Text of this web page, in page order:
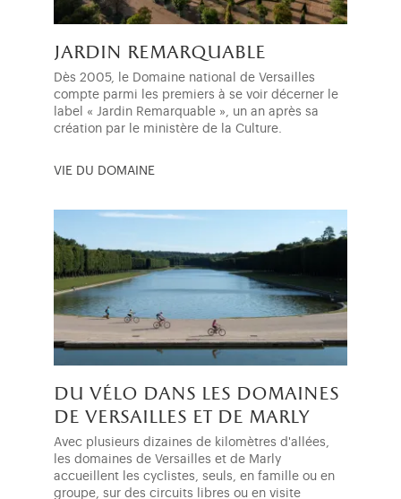
jardin remarquable
Dès 2005, le Domaine national de Versailles
compte parmi les premiers à se voir décerner le
label « Jardin Remarquable », un an après sa
création par le ministère de la Culture.
VIE DU DOMAINE
du vélo dans les domaines
de versailles et de marly
Avec plusieurs dizaines de kilomètres d'allées,
les domaines de Versailles et de Marly
accueillent les cyclistes, seuls, en famille ou en
groupe, sur des circuits libres ou en visite